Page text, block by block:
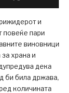
и
повеќе пари
виновници
храна и
дека
би била држава,
количината